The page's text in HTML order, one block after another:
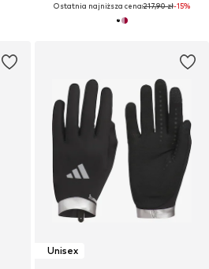
Ostatnia najniższa cena:217,90 zł-15%
Unisex